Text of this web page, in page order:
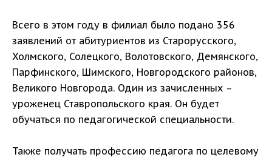
Всего в этом году в филиал было подано 356
заявлений от абитуриентов из Старорусского,
Холмского, Солецкого, Волотовского, Демянского,
Парфинского, Шимского, Новгородского районов,
Великого Новгорода. Один из зачисленных –
уроженец Ставропольского края. Он будет
обучаться по педагогической специальности.
Также получать профессию педагога по целевому